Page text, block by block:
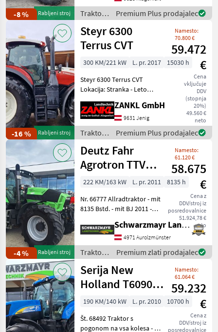
-8 % Rabljeni stroj
šestvaljni motor - Kabina s
klimatsko
Traktor /
New
Holland
Premium Plus prodajalec
-16 % Rabljeni stroj
Steyr 6300
Terrus CVT
Namesto:
70.800 €
59.472
€
Cena
vključuje
DDV
(stopnja
20%)
49.560 €
neto
300 KM/221 kW L. pr. 2017
15030 h
Steyr 6300 Terrus CVT
Lokacija: Stranka - Leto
obratovalnih ur - še
menjava! - 300 KM +
pospešek - Kabina s
klimatsko napravo in
ZANKL GmbH
9631 Jenig
Traktor /
Steyr
Premium Plus prodajalec
-4 % Rabljeni stroj
Deutz Fahr
Agrotron TTV
630
Namesto:
61.120 €
58.675
€
Cena z
DDV/stroj iz
posredovalnice
51.924,78 €
neto
222 KM/163 kW L. pr. 2011
8135 h
Nr. 66777 Allradtraktor - mit
8135 Bstd. - mit BJ 2011 -
540/540E/1000/1000E - mit
5 DW Hecksteuergeräten
und 2 DW
Mittensteuergeräte - mit
Schwarzmayr Landtechnik GmbH - Aurolzmünster
4971 Aurolzmünster
Traktor /
Deutz
Fahr
Premium zlati prodajalec
Serija New
Holland T6090 in
sistem Power
Command
Namesto:
61.064 €
59.232
€
Cena z
DDV/stroj iz
posredovalnice
190 KM/140 kW L. pr. 2010
10700 h
Št. 68492 Traktor s
pogonom na vsa kolesa - z